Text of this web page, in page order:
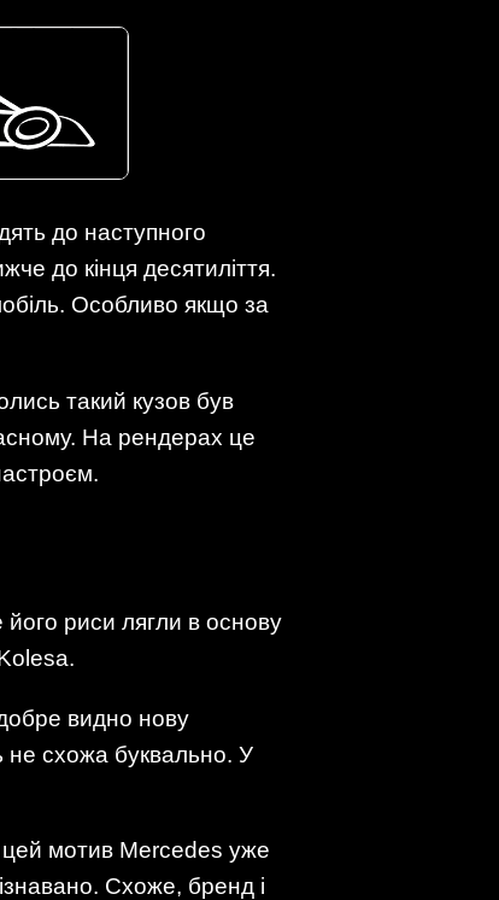
до наступного
до кінця десятиліття.
Особливо якщо за
такий кузов був
На рендерах це
риси лягли в основу
видно нову
схожа буквально. У
цей мотив Mercedes уже
Схоже, бренд і